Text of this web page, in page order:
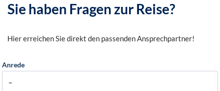
Sie haben Fragen zur Reise?
Hier erreichen Sie direkt den passenden Ansprechpartner!
Anrede